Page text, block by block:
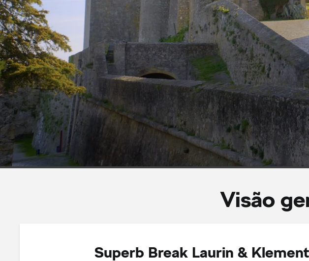
Visão
Superb Break Laurin & Klement